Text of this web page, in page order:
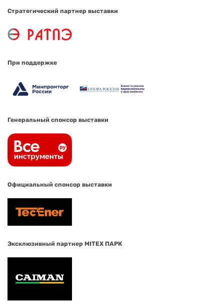
Стратегический партнер выставки
При поддержке
Генеральный спонсор выставки
Официальный спонсор выставки
Эксклюзивный партнер MITEX ПАРК